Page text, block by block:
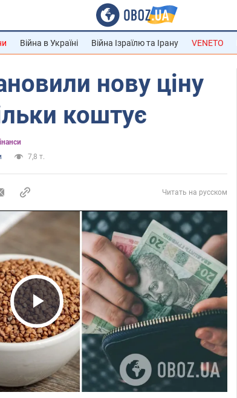
Війна в Україні Війна Ізраїлю та Ірану VENETO
нову ціну
коштує
7,8 т.
Читать на русском
Play Video